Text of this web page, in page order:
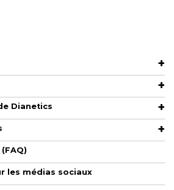
Dianetics
les médias sociaux